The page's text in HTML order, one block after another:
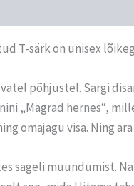
T-särk on unisex
põhjustel. Särgi
„Mägrad hernes“,
omajagu visa. Ning
sageli muundumist.